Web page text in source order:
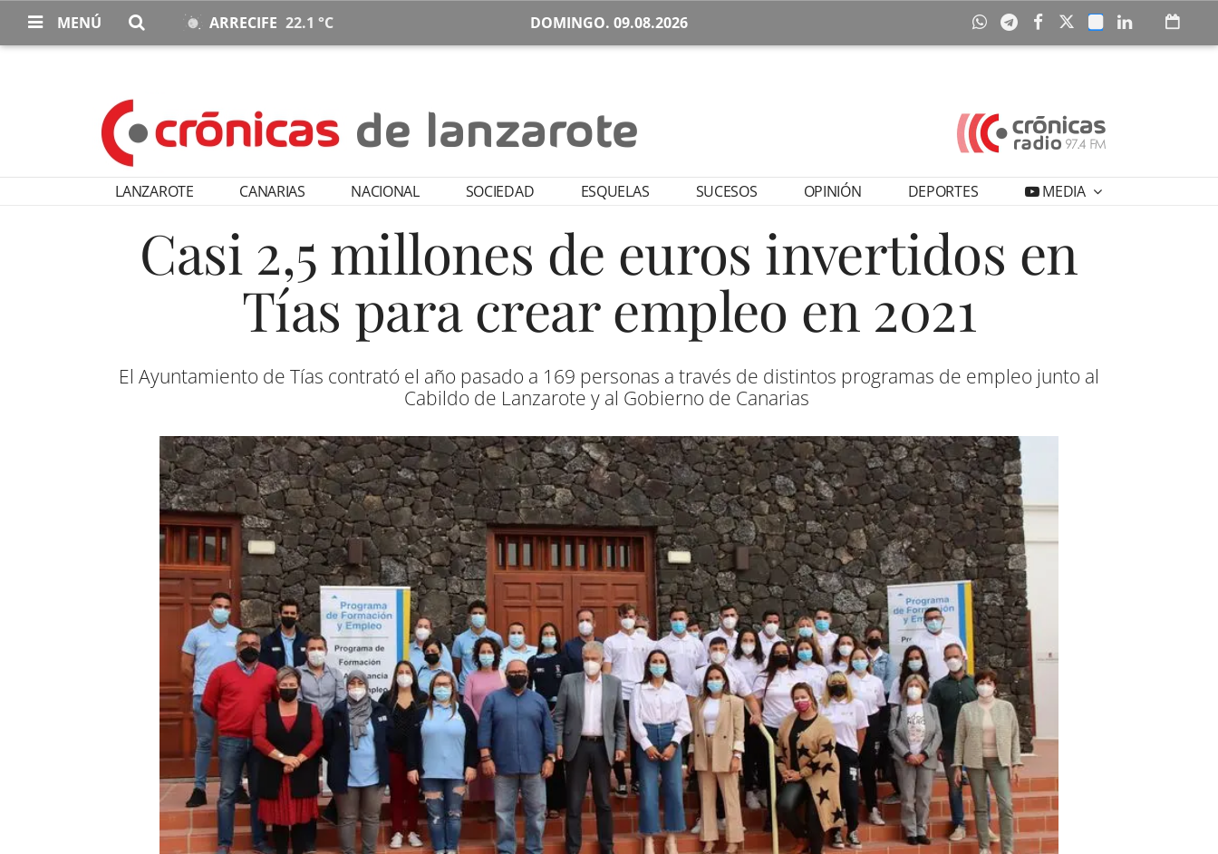
MENÚ ARRECIFE 22.1 °C DOMINGO. 09.08.2026
LANZAROTE CANARIAS NACIONAL SOCIEDAD ESQUELAS SUCESOS OPINIÓN DEPORTES MEDIA
Casi 2,5 millones de euros invertidos en
Tías para crear empleo en 2021
El Ayuntamiento de Tías contrató el año pasado a 169 personas a través de distintos programas de empleo junto al
Cabildo de Lanzarote y al Gobierno de Canarias